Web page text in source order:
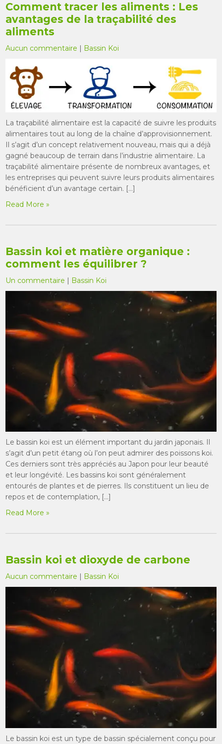
Comment tracer les aliments : Les
avantages de la traçabilité des
aliments
Aucun commentaire | Bassin Koi
La traçabilité alimentaire est la capacité de suivre les produits
alimentaires tout au long de la chaîne d’approvisionnement.
Il s’agit d’un concept relativement nouveau, mais qui a déjà
gagné beaucoup de terrain dans l’industrie alimentaire. La
traçabilité alimentaire présente de nombreux avantages, et
les entreprises qui peuvent suivre leurs produits alimentaires
bénéficient d’un avantage certain. […]
Read More »
Bassin koi et matière organique :
comment les équilibrer ?
Un commentaire | Bassin Koi
Le bassin koi est un élément important du jardin japonais. Il
s’agit d’un petit étang où l’on peut admirer des poissons koi.
Ces derniers sont très appréciés au Japon pour leur beauté
et leur longévité. Les bassins koi sont généralement
entourés de plantes et de pierres. Ils constituent un lieu de
repos et de contemplation, […]
Read More »
Bassin koi et dioxyde de carbone
Aucun commentaire Bassin Koi
Le bassin koi est un type de bassin spécialement conçu pour